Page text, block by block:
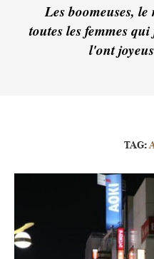
Les boomeuses,
toutes les femmes
l'ont
TAG: